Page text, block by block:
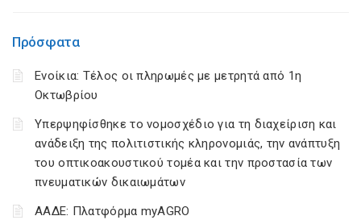
Πρόσφατα
Ενοίκια: Τέλος οι πληρωμές με μετρητά από 1η
Οκτωβρίου
Υπερψηφίσθηκε το νομοσχέδιο για τη διαχείριση και
ανάδειξη της πολιτιστικής κληρονομιάς, την ανάπτυξη
του οπτικοακουστικού τομέα και την προστασία των
πνευματικών δικαιωμάτων
ΑΑΔΕ: Πλατφόρμα myAGRO